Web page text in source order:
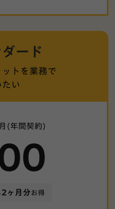
ード
トを業務で
たい
(年間契約)
2ヶ月分 お得